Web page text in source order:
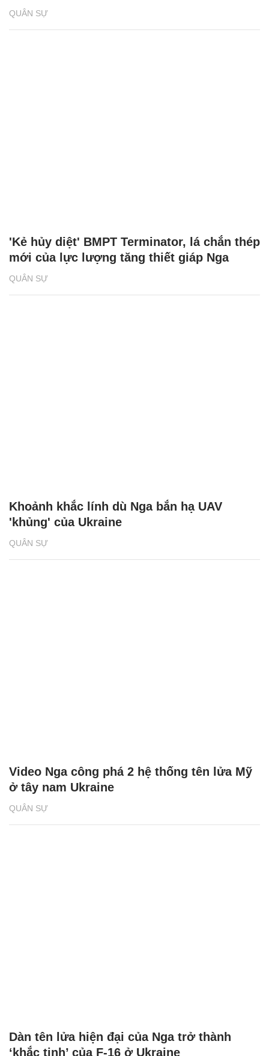
QUÂN SỰ
QUÂN SỰ
'Kẻ hủy diệt' BMPT Terminator, lá chắn thép
mới của lực lượng tăng thiết giáp Nga
QUÂN SỰ
Khoảnh khắc lính dù Nga bắn hạ UAV
'khủng' của Ukraine
QUÂN SỰ
Video Nga công phá 2 hệ thống tên lửa Mỹ
ở tây nam Ukraine
Dàn tên lửa hiện đại của Nga trở thành
‘khắc tinh’ của F-16 ở Ukraine